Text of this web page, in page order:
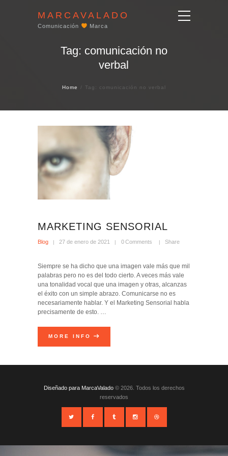
MARCAVALADO
Comunicación Marca
Tag: comunicación no
verbal
Home Tag: comunicación no verbal
MARKETING SENSORIAL
Blog 27 de enero de 2021 0 Comments Share
Siempre se ha dicho que una imagen vale más que mil
palabras pero no es del todo cierto. A veces más vale
una tonalidad vocal que una imagen y otras, alcanzas
el éxito con un simple abrazo. Comunicarse no es
necesariamente hablar. Y el Marketing Sensorial habla
precisamente de esto. …
MORE INFO
Diseñado para MarcaValado© 2026. Todos los derechos
reservados